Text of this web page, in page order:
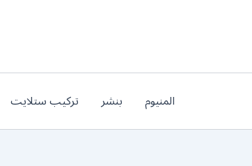
المنيوم بنشر تركيب ستلايت